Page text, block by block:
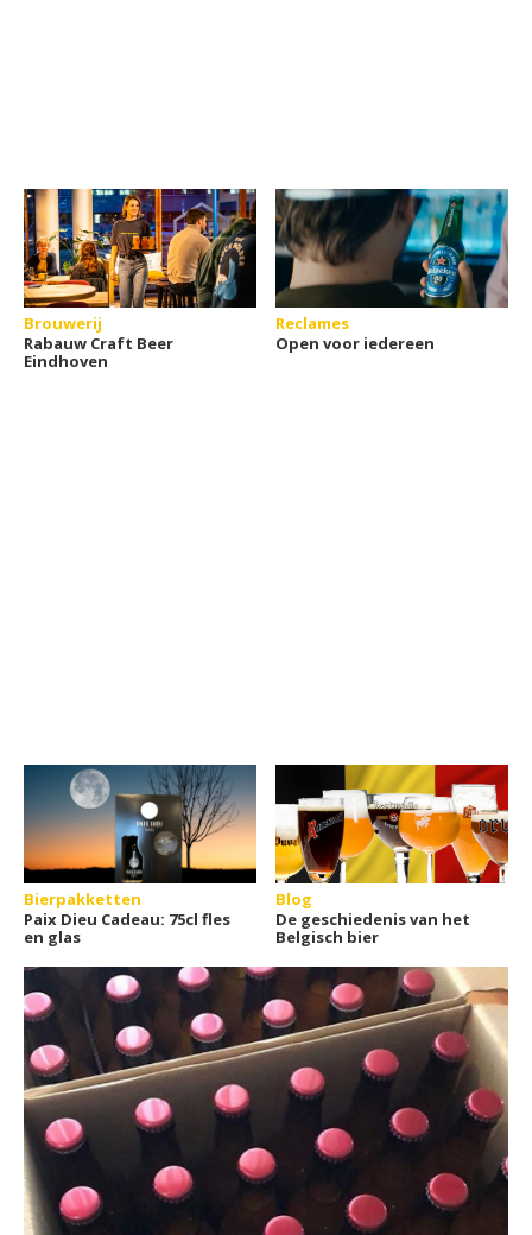
Brouwerij
Rabauw Craft Beer
Eindhoven
Reclames
Open voor iedereen
Bierpakketten
Paix Dieu Cadeau: 75cl fles
en glas
Blog
De geschiedenis van het
Belgisch bier